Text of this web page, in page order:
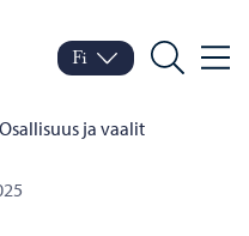
Porvoo – Siirry
Vaihda kieltä
Nykyinen kieli: Suomi
Fi
Hae
Osallisuus ja vaalit